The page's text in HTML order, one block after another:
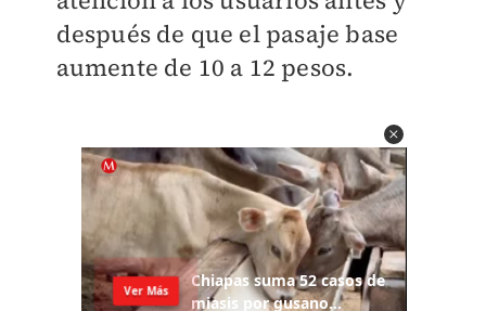
después de que el pasaje base
aumente de 10 a 12 pesos.